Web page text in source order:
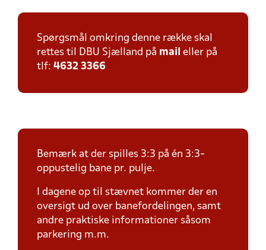
Spørgsmål omkring denne række skal
rettes til DBU Sjælland på mail eller på
tlf: 4632 3366
Bemærk at der spilles 3:3 på én 3:3-
oppustelig bane pr. pulje.
I dagene op til stævnet kommer der en
oversigt ud over banefordelingen, samt
andre praktiske informationer såsom
parkering m.m.